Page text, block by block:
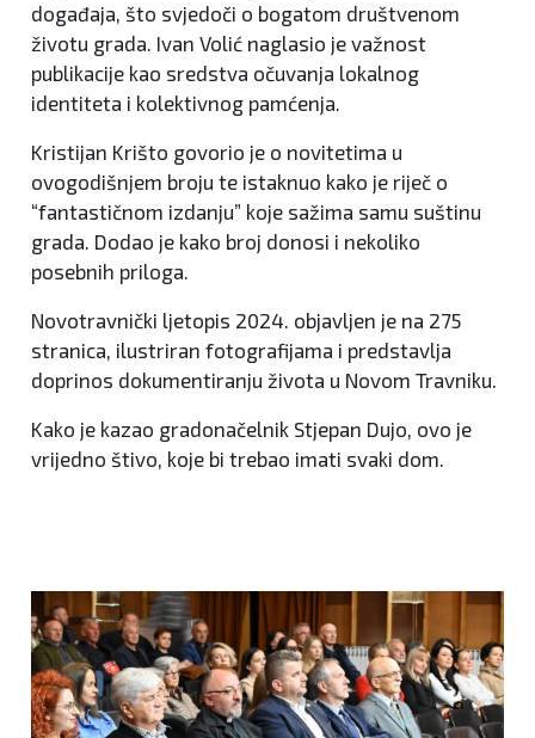
događaja, što svjedoči o bogatom društvenom
životu grada. Ivan Volić naglasio je važnost
publikacije kao sredstva očuvanja lokalnog
identiteta i kolektivnog pamćenja.
Kristijan Krišto govorio je o novitetima u
ovogodišnjem broju te istaknuo kako je riječ o
“fantastičnom izdanju” koje sažima samu suštinu
grada. Dodao je kako broj donosi i nekoliko
posebnih priloga.
Novotravnički ljetopis 2024. objavljen je na 275
stranica, ilustriran fotografijama i predstavlja
doprinos dokumentiranju života u Novom Travniku.
Kako je kazao gradonačelnik Stjepan Dujo, ovo je
vrijedno štivo, koje bi trebao imati svaki dom.